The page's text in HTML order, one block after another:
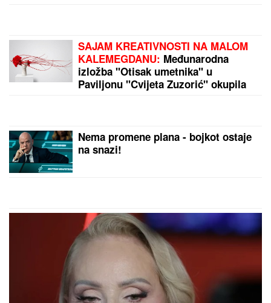
Došao da fotografiše venčanje, a
onda je ugledao mladu i doživeo
ŠOK ŽIVOTA - odmah odbio da slika!
SIN BRUTALNO TUKAO MAJKU DO